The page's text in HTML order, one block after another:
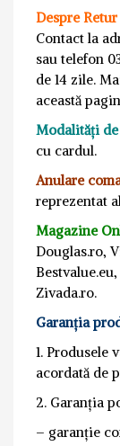
Despre
Contact la
sau telefon
de 14 zile.
această
Modalități de
cu cardul.
Anulare
reprezentat
Magazine
Douglas.ro,
Zivada.ro.
Garanția
1. Produsele
acordată de
2. Garanția
– garanție